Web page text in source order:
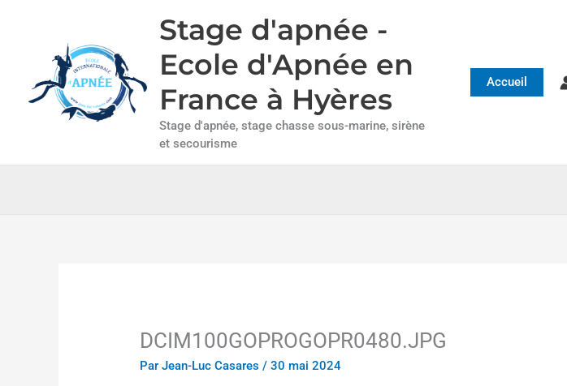
Stage d'apnée -
Ecole d'Apnée en
France à Hyères
Stage d'apnée, stage chasse sous-marine, sirène
et secourisme
Accueil
DCIM100GOPROGOPR0480.JPG
ParJean-Luc Casares/30 mai 2024